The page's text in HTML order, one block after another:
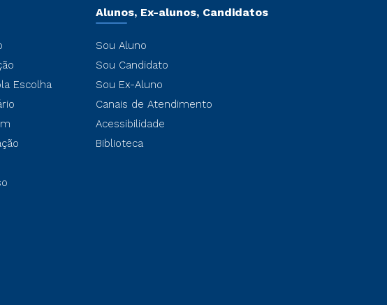
Escolha
Alunos, Ex-alunos, Candidatos
Sou Aluno
Sou Candidato
Sou Ex-Aluno
Canais de Atendimento
Acessibilidade
Biblioteca